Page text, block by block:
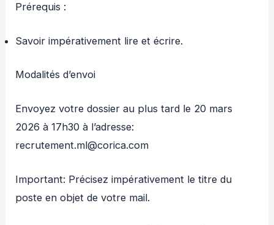
Prérequis :
Savoir impérativement lire et écrire.
Modalités d’envoi
Envoyez votre dossier au plus tard le 20 mars
2026 à 17h30 à l’adresse:
recrutement.ml@corica.com
Important: Précisez impérativement le titre du
poste en objet de votre mail.